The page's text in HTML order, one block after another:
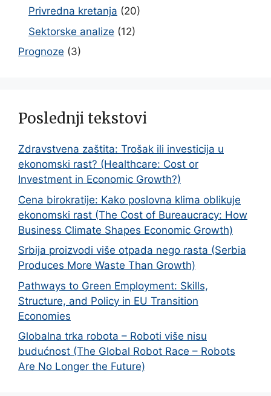
Privredna kretanja (20)
Sektorske analize (12)
Prognoze (3)
Poslednji tekstovi
Zdravstvena zaštita: Trošak ili investicija u
ekonomski rast? (Healthcare: Cost or
Investment in Economic Growth?)
Cena birokratije: Kako poslovna klima oblikuje
ekonomski rast (The Cost of Bureaucracy: How
Business Climate Shapes Economic Growth)
Srbija proizvodi više otpada nego rasta (Serbia
Produces More Waste Than Growth)
Pathways to Green Employment: Skills,
Structure, and Policy in EU Transition
Economies
Globalna trka robota – Roboti više nisu
budućnost (The Global Robot Race – Robots
Are No Longer the Future)